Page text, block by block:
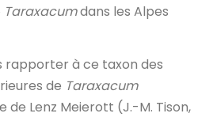
Taraxacumdans les Alpes
rapporter à ce taxon des
de Taraxacum
de Lenz Meierott (J.-M. Tison,